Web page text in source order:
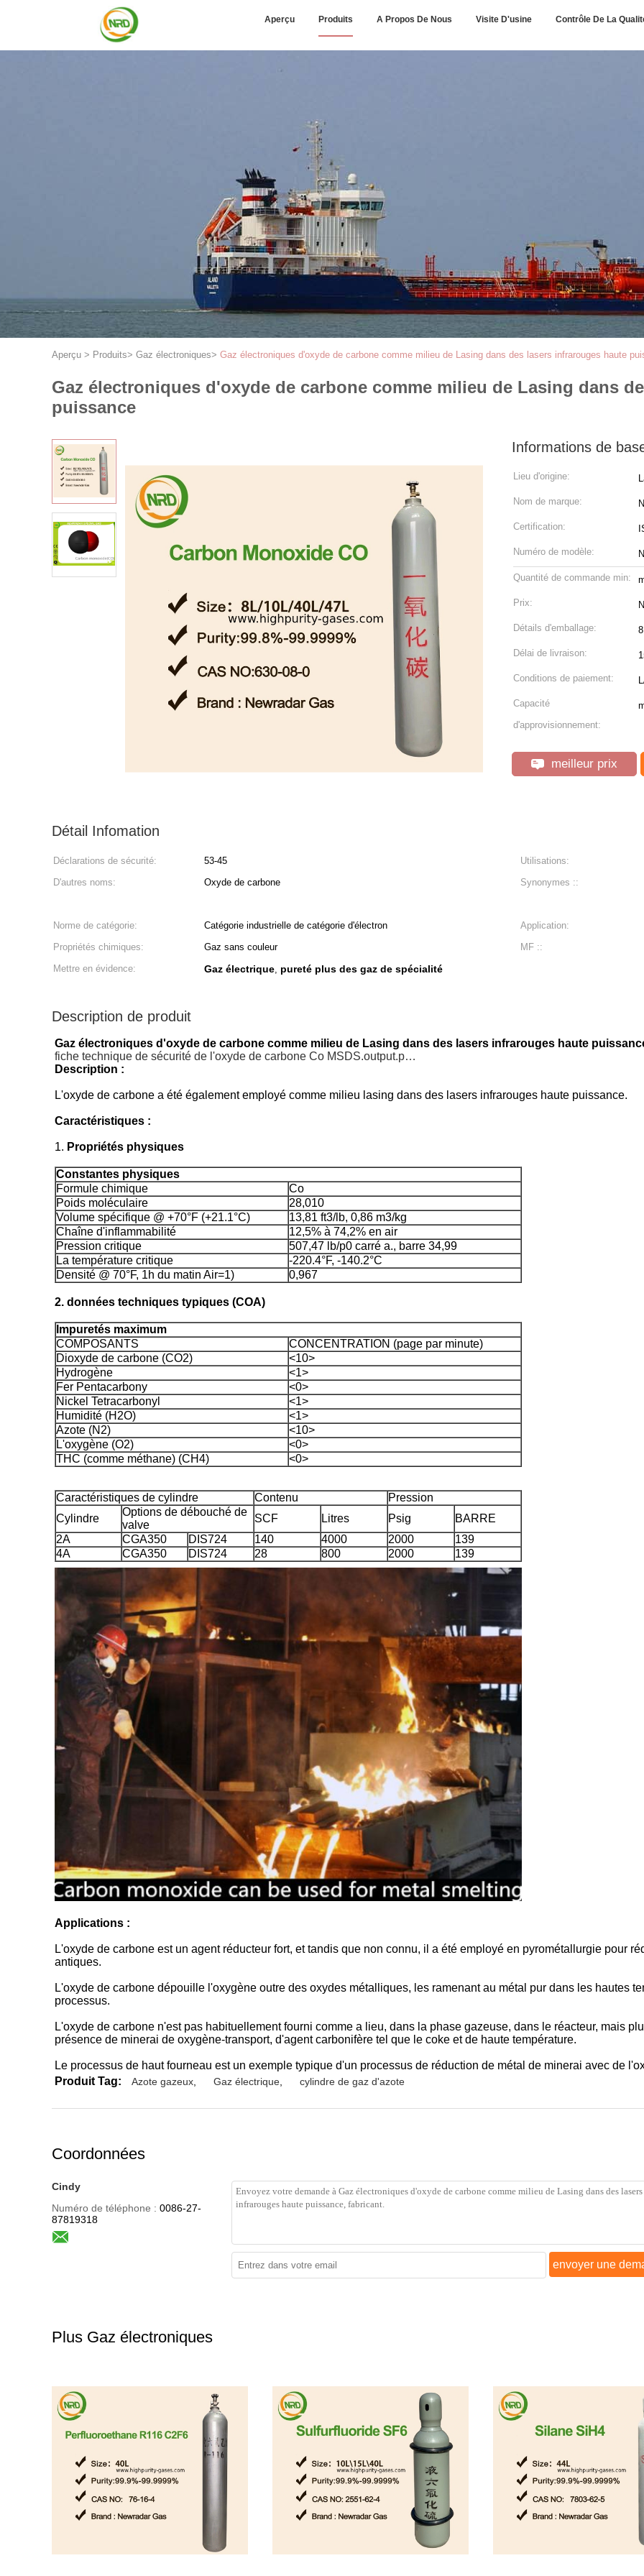
Aperçu Produits A Propos De Nous Visite D'usine Contrôle De La
Aperçu > Produits> Gaz électroniques> Gaz électroniques d'oxyde de carbone comme milieu de Lasing dans des lasers infrarouges haute
Gaz électroniques d'oxyde de carbone comme milieu de Lasing dans
puissance
Informations de
Lieu d'origine:
Nom de marque:
Certification:
Numéro de modèle:
Quantité de commande min:
Prix:
Détails d'emballage:
Délai de livraison:
Conditions de paiement:
Capacité
d'approvisionnement:
meilleur prix
Détail Infomation
Déclarations de sécurité: 53-45
Utilisations:
D'autres noms:
Oxyde de carbone Synonymes ::
Norme de catégorie: Catégorie industrielle de catégorie d'électron
Application:
Propriétés chimiques:
Gaz sans couleur
MF ::
Mettre en évidence:
Gaz électrique, pureté plus des gaz de spécialité
Description de produit
Gaz électroniques d'oxyde de carbone comme milieu de Lasing dans des lasers infrarouges haute
fiche technique de sécurité de l'oxyde de carbone Co MSDS.output.p…
Description :
L'oxyde de carbone a été également employé comme milieu lasing dans des lasers infrarouges haute puissance.
Caractéristiques :
1. Propriétés physiques
Constantes physiques
Formule chimique
Co
Poids moléculaire
28,010
Volume spécifique @ +70°F (+21.1°C)
13,81 ft3/lb, 0,86 m3/kg
Chaîne d'inflammabilité
12,5% à 74,2% en air
Pression critique
507,47 lb/p0 carré a., barre 34,99
La température critique
-220.4°F, -140.2°C
Densité @ 70°F, 1h du matin Air=1)
0,967
2. données techniques typiques (COA)
Impuretés maximum
COMPOSANTS
CONCENTRATION (page par minute)
Dioxyde de carbone (CO2)
<10>
Hydrogène
<1>
Fer Pentacarbony
<0>
Nickel Tetracarbonyl
<1>
Humidité (H2O)
<1>
Azote (N2)
<10>
L'oxygène (O2)
<0>
THC (comme méthane) (CH4)
<0>
Caractéristiques de cylindre Contenu
Pression
Cylindre
Options de débouché de
valve
SCF Litres Psig
BARRE
2A
CGA350 DIS724 140 4000 2000
139
4A
CGA350 DIS724 28 800 2000 139
Applications :
L'oxyde de carbone est un agent réducteur fort, et tandis que non connu, il a été employé en pyrométallurgie pour
antiques.
L'oxyde de carbone dépouille l'oxygène outre des oxydes métalliques, les ramenant au métal pur dans les hautes
processus.
L'oxyde de carbone n'est pas habituellement fourni comme a lieu, dans la phase gazeuse, dans le réacteur, mais
présence de minerai de oxygène-transport, d'agent carbonifère tel que le coke et de haute température.
Le processus de haut fourneau est un exemple typique d'un processus de réduction de métal de minerai avec de
Produit Tag:
Azote gazeux Gaz électrique cylindre de gaz d'azote
Coordonnées
Cindy
Numéro de téléphone : 0086-27-
87819318
envoyer une
Plus Gaz électroniques